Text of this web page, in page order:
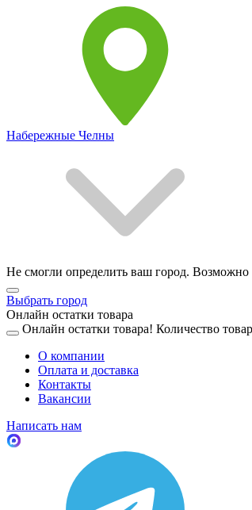
Набережные Челны
Не смогли определить ваш город. Возможно
Выбрать город
Онлайн остатки товара
Онлайн остатки товара! Количество
О компании
Оплата и доставка
Контакты
Вакансии
Написать нам